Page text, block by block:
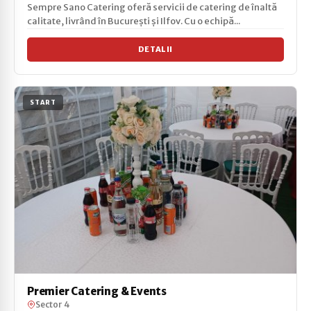
Sempre Sano Catering oferă servicii de catering de înaltă
calitate, livrând în București și Ilfov. Cu o echipă...
DETALII
START
Premier Catering & Events
Sector 4